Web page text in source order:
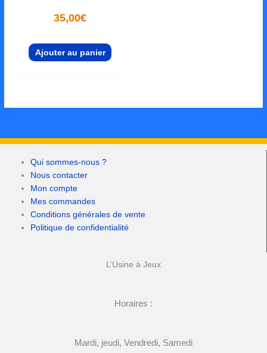
35,00€
Ajouter au panier
Qui sommes-nous ?
Nous contacter
Mon compte
Mes commandes
Conditions générales de vente
Politique de confidentialité
L’Usine à Jeux
Horaires :
Mardi, jeudi, Vendredi, Samedi